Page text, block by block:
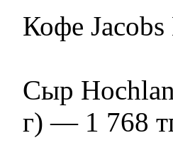
Кофе
Сыр
г) — 1 768